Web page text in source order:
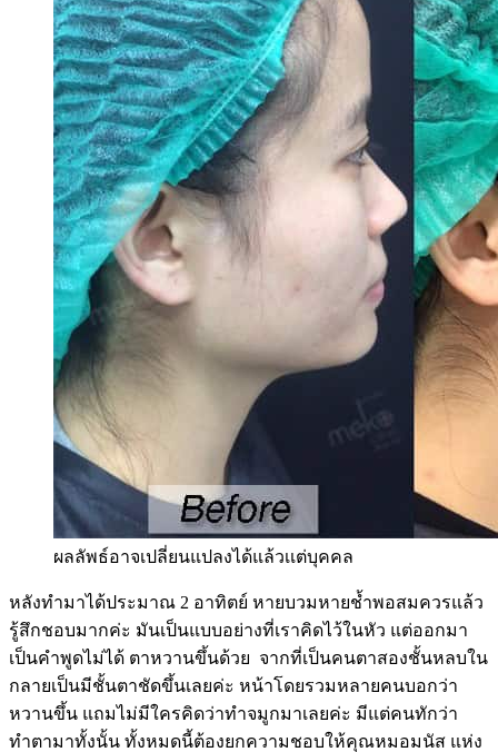
ผลลัพธ์อาจเปลี่ยนแปลงได้แล้วเเต่บุคคล
หลังทำมาได้ประมาณ 2 อาทิตย์ หายบวมหายช้ำพอสมควรแล้ว
รู้สึกชอบมากค่ะ มันเป็นแบบอย่างที่เราคิดไว้ในหัว แต่ออกมา
เป็นคำพูดไม่ได้ ตาหวานขึ้นด้วย จากที่เป็นคนตาสองชั้นหลบใน
กลายเป็นมีชั้นตาชัดขึ้นเลยค่ะ หน้าโดยรวมหลายคนบอกว่า
หวานขึ้น แถมไม่มีใครคิดว่าทำจมูกมาเลยค่ะ มีแต่คนทักว่า
ทำตามาทั้งนั้น ทั้งหมดนี้ต้องยกความชอบให้คุณหมอมนัส แห่ง